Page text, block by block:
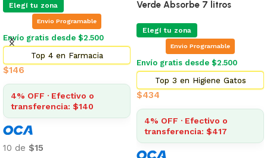
Elegí tu zona
Envio Programable
Envío gratis desde $2.500
Top 4 en Farmacia
$146
4% OFF · Efectivo o
transferencia: $140
10 de $15
Verde Absorbe 7 litros
Elegí tu zona
Envio Programable
Envío gratis desde $2.500
Top 3 en Higiene Gatos
$434
4% OFF · Efectivo o
transferencia: $417